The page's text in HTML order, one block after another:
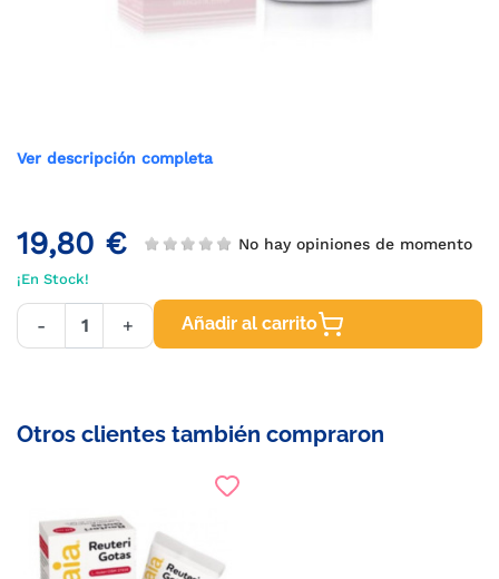
Ver descripción completa
19,80 € No hay opiniones de momento
¡En Stock!
- + Añadir al carrito
Otros clientes también compraron